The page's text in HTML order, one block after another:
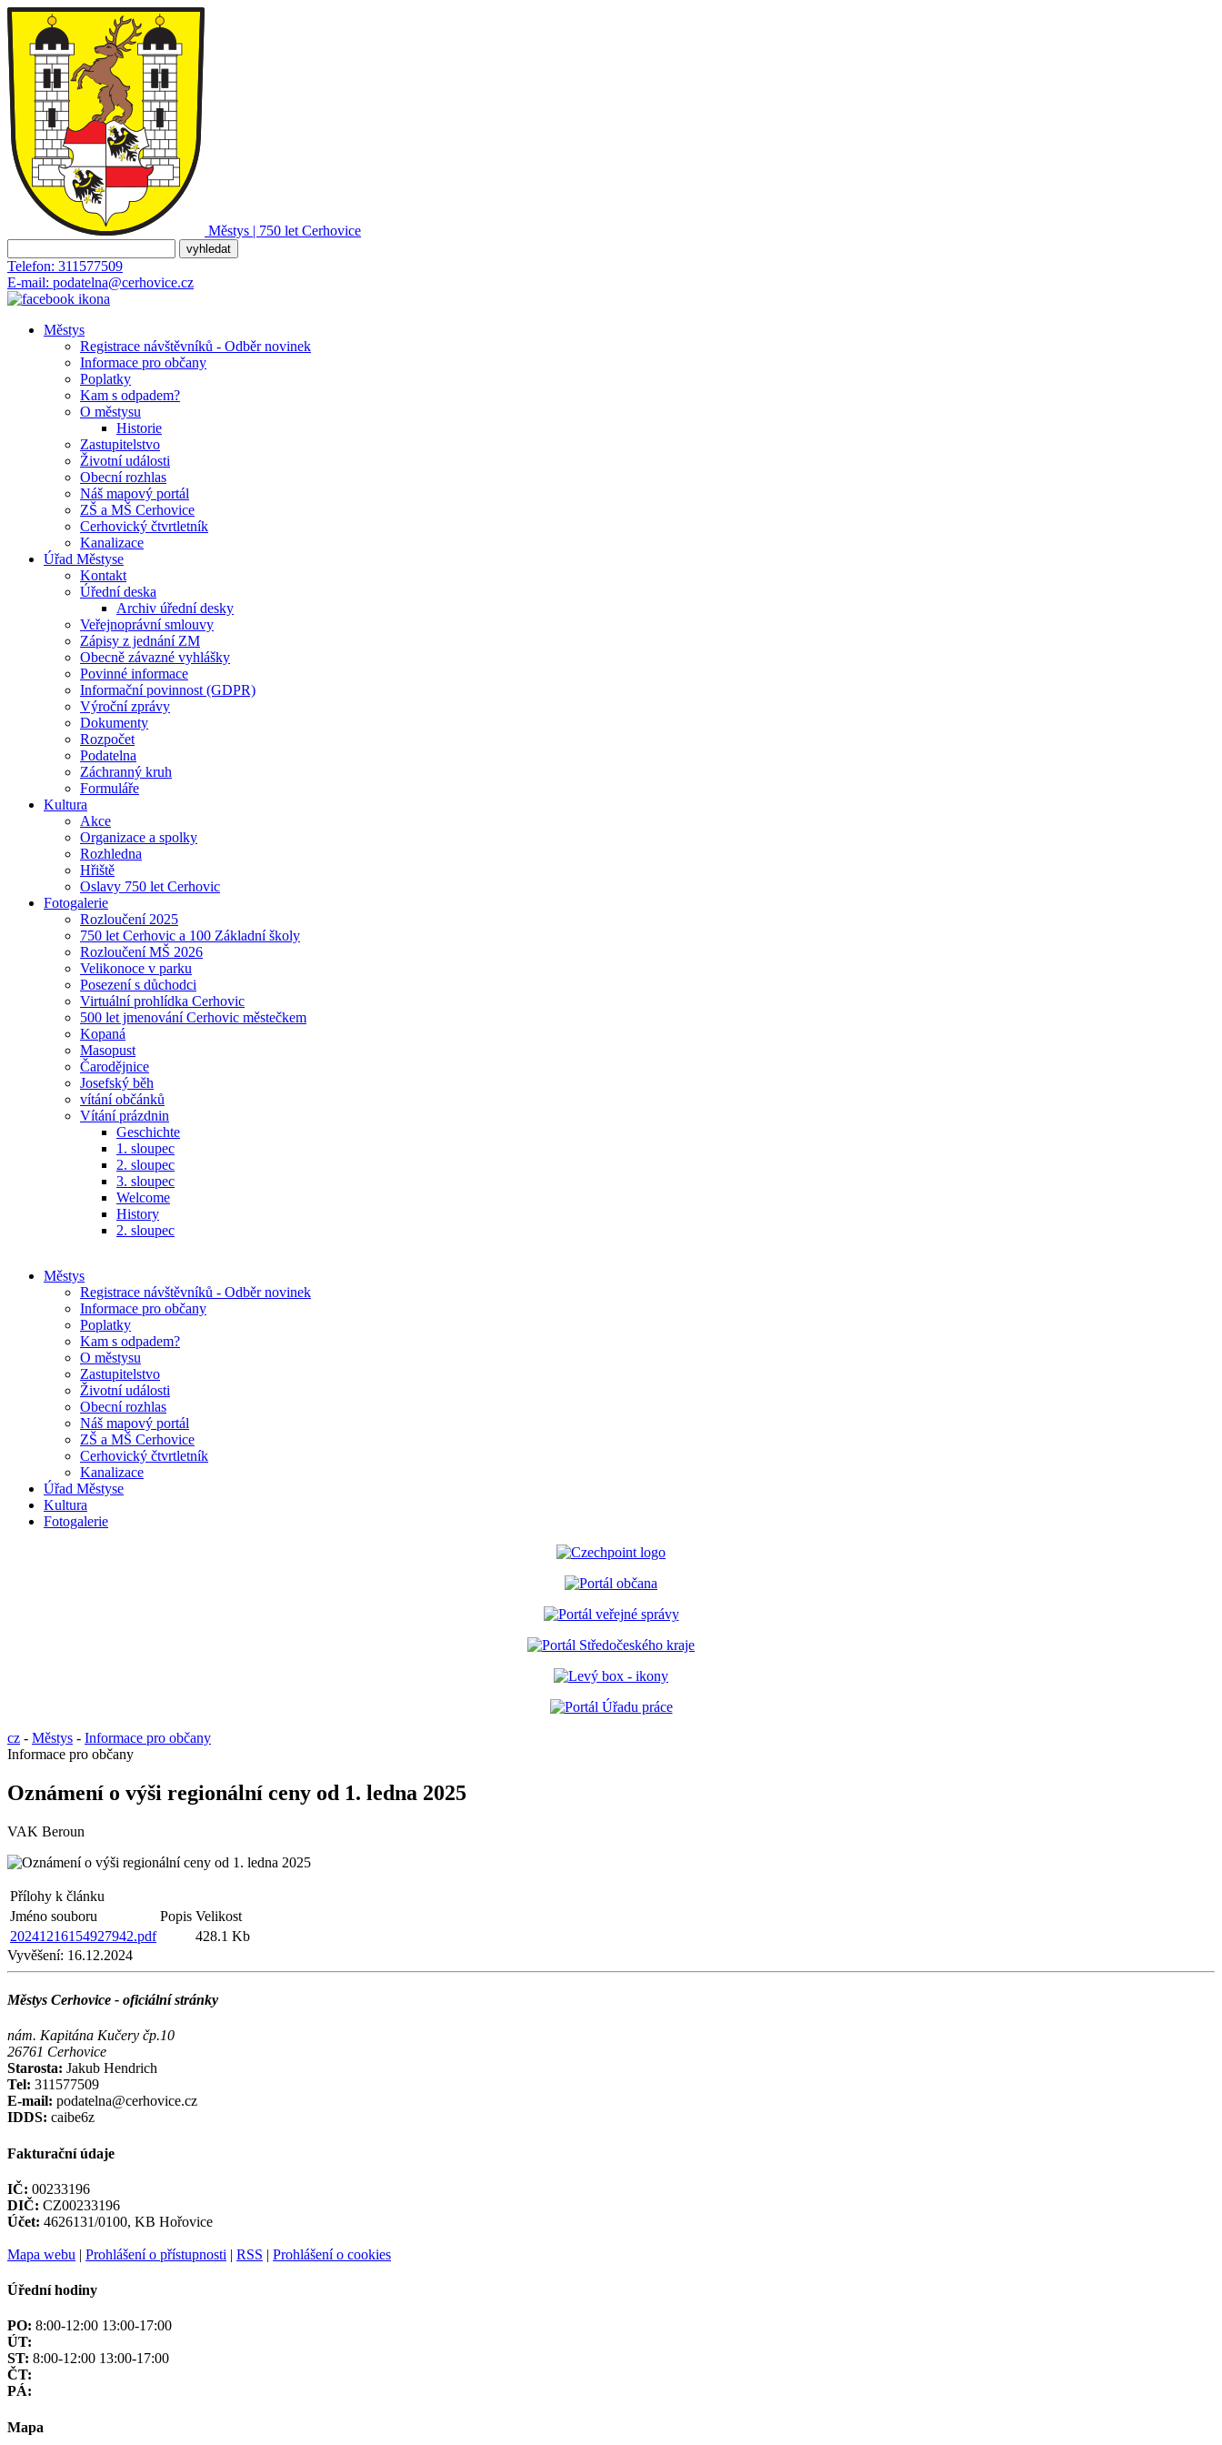
Městys | 750 let Cerhovice
Telefon: 311577509
E-mail: podatelna@cerhovice.cz
Městys
Registrace návštěvníků - Odběr novinek
Informace pro občany
Poplatky
Kam s odpadem?
O městysu
Historie
Zastupitelstvo
Životní události
Obecní rozhlas
Náš mapový portál
ZŠ a MŠ Cerhovice
Cerhovický čtvrtletník
Kanalizace
Úřad Městyse
Kontakt
Úřední deska
Archiv úřední desky
Veřejnoprávní smlouvy
Zápisy z jednání ZM
Obecně závazné vyhlášky
Povinné informace
Informační povinnost (GDPR)
Výroční zprávy
Dokumenty
Rozpočet
Podatelna
Záchranný kruh
Formuláře
Kultura
Akce
Organizace a spolky
Rozhledna
Hřiště
Oslavy 750 let Cerhovic
Fotogalerie
Rozloučení 2025
750 let Cerhovic a 100 Základní školy
Rozloučení MŠ 2026
Velikonoce v parku
Posezení s důchodci
Virtuální prohlídka Cerhovic
500 let jmenování Cerhovic městečkem
Kopaná
Masopust
Čarodějnice
Josefský běh
vítání občánků
Vítání prázdnin
Geschichte
1. sloupec
2. sloupec
3. sloupec
Welcome
History
2. sloupec
Městys
Registrace návštěvníků - Odběr novinek
Informace pro občany
Poplatky
Kam s odpadem?
O městysu
Zastupitelstvo
Životní události
Obecní rozhlas
Náš mapový portál
ZŠ a MŠ Cerhovice
Cerhovický čtvrtletník
Kanalizace
Úřad Městyse
Kultura
Fotogalerie
cz - Městys - Informace pro občany
Informace pro občany
Oznámení o výši regionální ceny od 1. ledna 2025
VAK Beroun
Přílohy k článku
Jméno souboru
Popis Velikost
20241216154927942.pdf
428.1 Kb
Vyvěšení: 16.12.2024
Městys Cerhovice - oficiální stránky
nám. Kapitána Kučery čp.10
26761 Cerhovice
Starosta: Jakub Hendrich
Tel: 311577509
E-mail: podatelna@cerhovice.cz
IDDS: caibe6z
Fakturační údaje
IČ: 00233196
DIČ: CZ00233196
Účet: 4626131/0100, KB Hořovice
Mapa webu | Prohlášení o přístupnosti | RSS | Prohlášení o cookies
Úřední hodiny
PO: 8:00-12:00 13:00-17:00
ÚT:
ST: 8:00-12:00 13:00-17:00
ČT:
PÁ:
Mapa